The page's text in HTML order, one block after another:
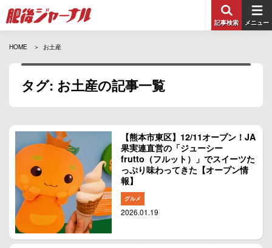
記事検索 メニュー
HOME お土産
タグ: お土産の記事一覧
【熊本市東区】12/11オープン！JA
果実連直営の「ジューシー
frutto（フルット）」でスイーツた
っぷり味わってきた【オープン情
報】
グルメ
2026.01.19